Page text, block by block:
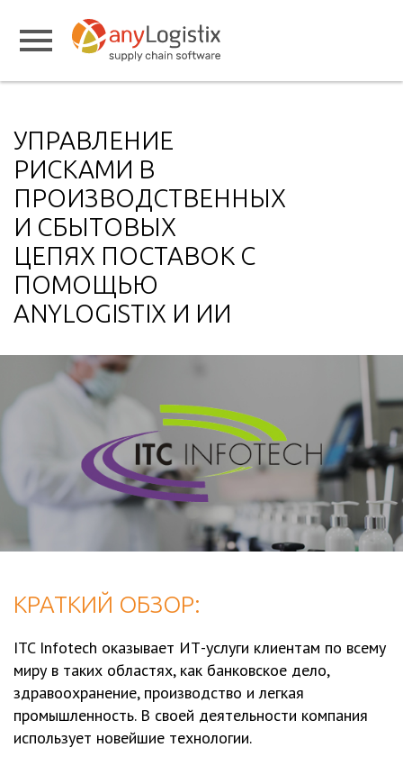
УПРАВЛЕНИЕ
РИСКАМИ В
ПРОИЗВОДСТВЕННЫХ
И СБЫТОВЫХ
ЦЕПЯХ ПОСТАВОК С
ПОМОЩЬЮ
ANYLOGISTIX И ИИ
КРАТКИЙ ОБЗОР:
ITC Infotech оказывает ИТ-услуги клиентам по всему
миру в таких областях, как банковское дело,
здравоохранение, производство и легкая
промышленность. В своей деятельности компания
использует новейшие технологии.